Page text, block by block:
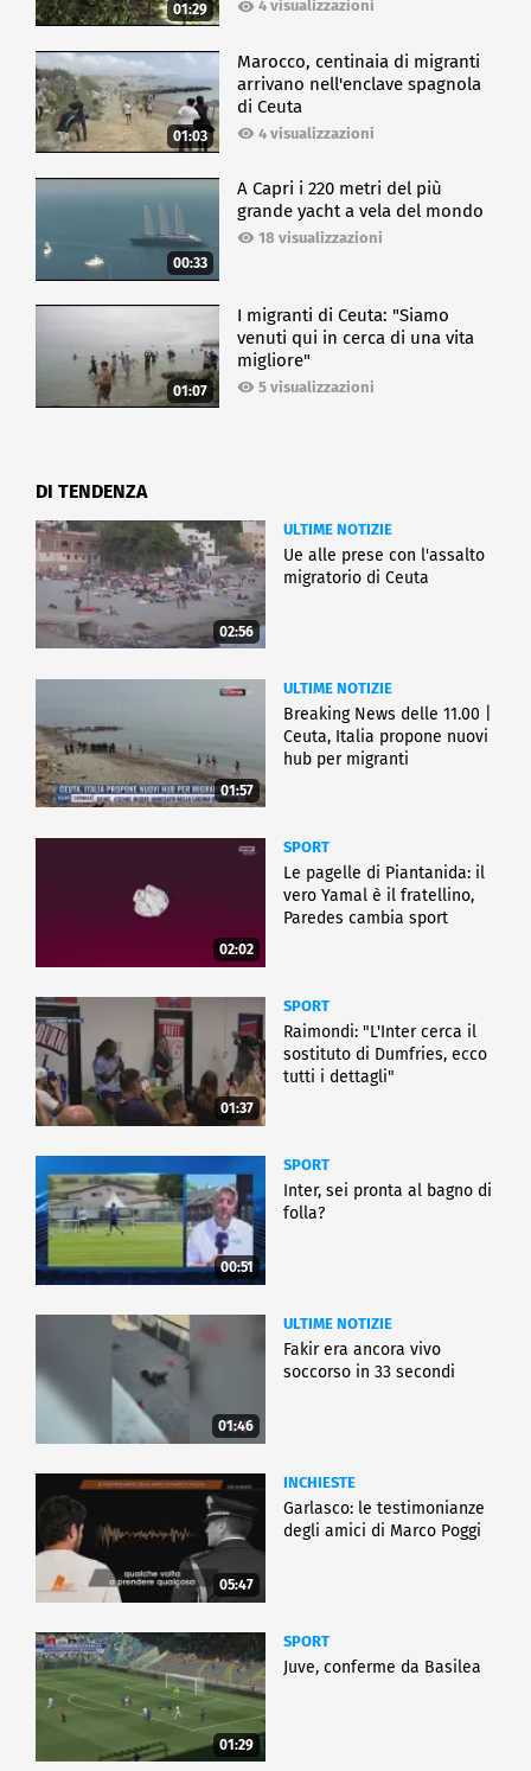
01:29 4 visualizzazioni
01:03
Marocco, centinaia di migranti
arrivano nell'enclave spagnola
di Ceuta
4 visualizzazioni
00:33
A Capri i 220 metri del più
grande yacht a vela del mondo
18 visualizzazioni
01:07
I migranti di Ceuta: "Siamo
venuti qui in cerca di una vita
migliore"
5 visualizzazioni
DI TENDENZA
02:56
ULTIME NOTIZIE
Ue alle prese con l'assalto
migratorio di Ceuta
01:57
ULTIME NOTIZIE
Breaking News delle 11.00 |
Ceuta, Italia propone nuovi
hub per migranti
02:02
SPORT
Le pagelle di Piantanida: il
vero Yamal è il fratellino,
Paredes cambia sport
01:37
SPORT
Raimondi: "L'Inter cerca il
sostituto di Dumfries, ecco
tutti i dettagli"
00:51
SPORT
Inter, sei pronta al bagno di
folla?
01:46
ULTIME NOTIZIE
Fakir era ancora vivo
soccorso in 33 secondi
05:47
INCHIESTE
Garlasco: le testimonianze
degli amici di Marco Poggi
01:29
SPORT
Juve, conferme da Basilea